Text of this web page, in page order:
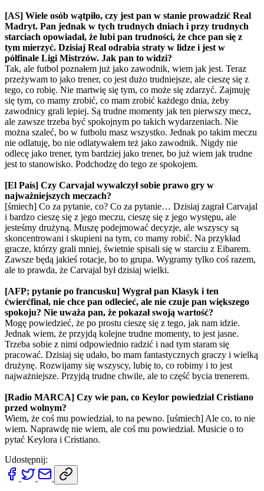
[AS] Wiele osób wątpiło, czy jest pan w stanie prowadzić Real
Madryt. Pan jednak w tych trudnych dniach i przy trudnych
starciach opowiadał, że lubi pan trudności, że chce pan się z
tym mierzyć. Dzisiaj Real odrabia straty w lidze i jest w
półfinale Ligi Mistrzów. Jak pan to widzi?
Tak, ale futbol poznałem już jako zawodnik, wiem jak jest. Teraz
przeżywam to jako trener, co jest dużo trudniejsze, ale cieszę się z
tego, co robię. Nie martwię się tym, co może się zdarzyć. Zajmuję
się tym, co mamy zrobić, co mam zrobić każdego dnia, żeby
zawodnicy grali lepiej. Są trudne momenty jak ten pierwszy mecz,
ale zawsze trzeba być spokojnym po takich wydarzeniach. Nie
można szaleć, bo w futbolu masz wszystko. Jednak po takim meczu
nie odlatuję, bo nie odlatywałem też jako zawodnik. Nigdy nie
odlecę jako trener, tym bardziej jako trener, bo już wiem jak trudne
jest to stanowisko. Podchodzę do tego ze spokojem.
[El País] Czy Carvajal wywalczył sobie prawo gry w
najważniejszych meczach?
[śmiech] Co za pytanie, co? Co za pytanie… Dzisiaj zagrał Carvajal
i bardzo cieszę się z jego meczu, cieszę się z jego występu, ale
jesteśmy drużyną. Muszę podejmować decyzje, ale wszyscy są
skoncentrowani i skupieni na tym, co mamy robić. Na przykład
gracze, którzy grali mniej, świetnie spisali się w starciu z Eibarem.
Zawsze będą jakieś rotacje, bo to grupa. Wygramy tylko coś razem,
ale to prawda, że Carvajal był dzisiaj wielki.
[AFP; pytanie po francusku] Wygrał pan Klasyk i ten
ćwierćfinał, nie chce pan odlecieć, ale nie czuje pan większego
spokoju? Nie uważa pan, że pokazał swoją wartość?
Mogę powiedzieć, że po prostu cieszę się z tego, jak nam idzie.
Jednak wiem, że przyjdą kolejne trudne momenty, to jest jasne.
Trzeba sobie z nimi odpowiednio radzić i nad tym staram się
pracować. Dzisiaj się udało, bo mam fantastycznych graczy i wielką
drużynę. Rozwijamy się wszyscy, lubię to, co robimy i to jest
najważniejsze. Przyjdą trudne chwile, ale to część bycia trenerem.
[Radio MARCA] Czy wie pan, co Keylor powiedział Cristiano
przed wolnym?
Wiem, że coś mu powiedział, to na pewno. [uśmiech] Ale co, to nie
wiem. Naprawdę nie wiem, ale coś mu powiedział. Musicie o to
pytać Keylora i Cristiano.
Udostępnij: